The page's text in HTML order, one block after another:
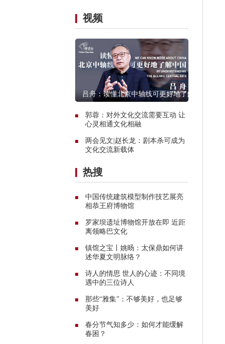
视频
吕舟：读懂北京中轴线可更好地了解
郭蓉：对外文化交流需要互动 让
心灵相通文化相融
两会见文|赵长龙：剧本杀可成为
文化交流新载体
热搜
中国传统建筑模型制作技艺展亮
相恭王府博物馆
罗家坝遗址博物馆开放在即 近距
离领略巴文化
镇馆之宝丨姚旸：太保鼎如何讲
述华夏文明脉络？
诗人的情思 世人的心迹：不同境
遇中的三位诗人
那些“雅集”：不够美好，也足够
美好
春分节气知多少：如何才能缓解
春困？